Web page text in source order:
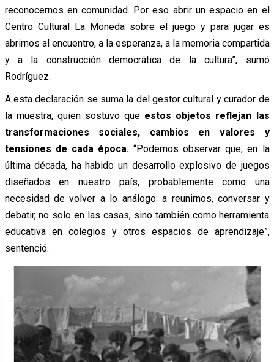
reconocernos en comunidad. Por eso abrir un espacio en el
Centro Cultural La Moneda sobre el juego y para jugar es
abrirnos al encuentro, a la esperanza, a la memoria compartida
y a la construcción democrática de la cultura”, sumó
Rodríguez.
A esta declaración se suma la del gestor cultural y curador de
la muestra, quien sostuvo que estos objetos reflejan las
transformaciones sociales, cambios en valores y
tensiones de cada época. “Podemos observar que, en la
última década, ha habido un desarrollo explosivo de juegos
diseñados en nuestro país, probablemente como una
necesidad de volver a lo análogo: a reunirnos, conversar y
debatir, no solo en las casas, sino también como herramienta
educativa en colegios y otros espacios de aprendizaje”,
sentenció.